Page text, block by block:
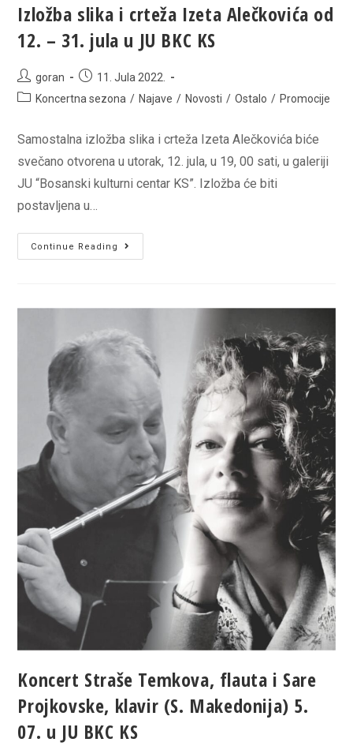
Izložba slika i crteža Izeta Alečkovića od
12. – 31. jula u JU BKC KS
Post
author:
goran
Post11. Jula 2022.
PostKoncertna sezona / Najave / Novosti / Ostalo / Promocije
Samostalna izložba slika i crteža Izeta Alečkovića biće
svečano otvorena u utorak, 12. jula, u 19, 00 sati, u galeriji
JU “Bosanski kulturni centar KS”. Izložba će biti
postavljena u…
Continue Reading
slika
Alečkovića
od
12.
31.
jula
u
JU
BKC
Koncert Straše Temkova, flauta i Sare
Projkovske, klavir (S. Makedonija) 5.
07. u JU BKC KS